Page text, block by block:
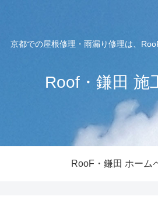
京都での屋根修理・雨漏り修理は、
Roof・鎌田 施
RooF・鎌田 ホーム